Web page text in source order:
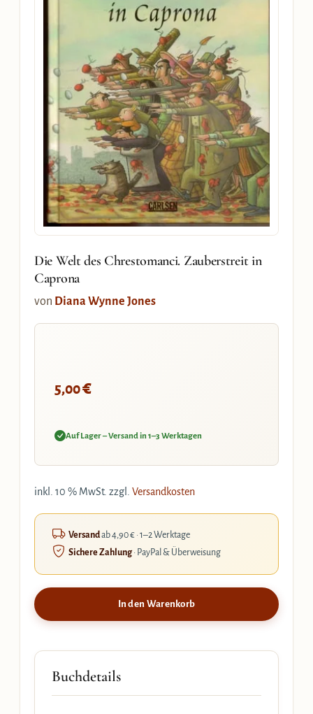
Die Welt des Chrestomanci. Zauberstreit in
Caprona
von Diana Wynne Jones
5,00€
Auf Lager – Versand in 1–3 Werktagen
inkl. 10 % MwSt. zzgl. Versandkosten
Versandab 4,90 € · 1–2 Werktage
Sichere Zahlung· PayPal & Überweisung
In den Warenkorb
Buchdetails